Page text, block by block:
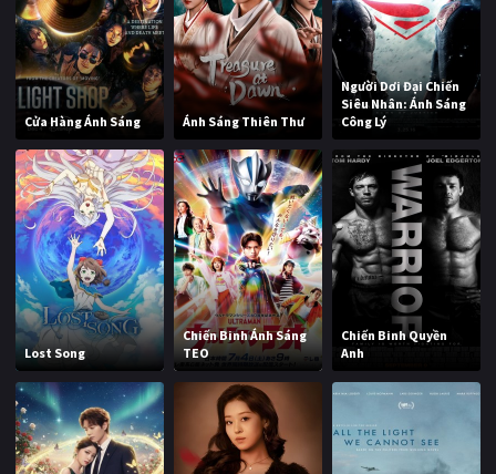
Cửa Hàng Ánh Sáng Ánh Sáng Thiên Thư
Người Dơi Đại Chiến
Siêu Nhân: Ánh Sáng
Công Lý
Lost Song
Chiến Binh Ánh Sáng
TEO
Chiến Binh Quyền
Anh